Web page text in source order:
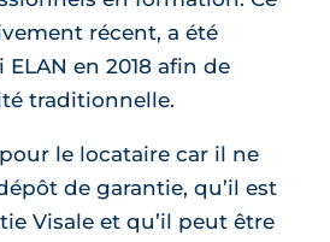
récent, a été
en 2018 afin de
traditionnelle.
le locataire car il ne
de garantie, qu’il est
Visale et qu’il peut être